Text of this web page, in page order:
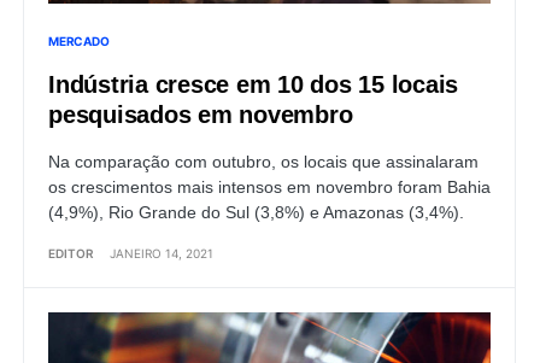
MERCADO
Indústria cresce em 10 dos 15 locais
pesquisados em novembro
Na comparação com outubro, os locais que assinalaram
os crescimentos mais intensos em novembro foram Bahia
(4,9%), Rio Grande do Sul (3,8%) e Amazonas (3,4%).
EDITOR JANEIRO 14, 2021